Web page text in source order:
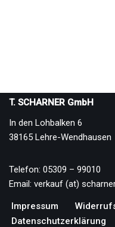
T. SCHARNER GmbH
In den Lohbalken 6
38165 Lehre-Wendhausen
Telefon: 05309 – 99010
Email: verkauf (at)
Impressum
Datenschutzerklärung